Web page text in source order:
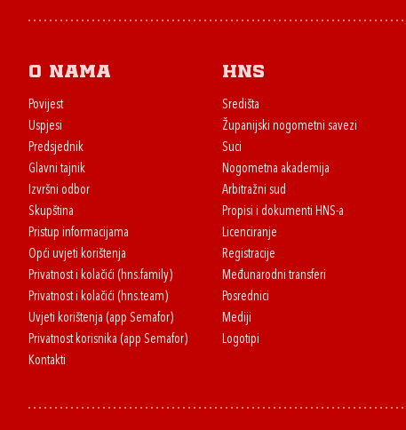
O nama
Povijest
Uspjesi
Predsjednik
Glavni tajnik
Izvršni odbor
Skupština
Pristup informacijama
Opći uvjeti korištenja
Privatnost i kolačići (hns.family)
Privatnost i kolačići (hns.team)
Uvjeti korištenja (app Semafor)
Privatnost korisnika (app Semafor)
Kontakti
HNS
Središta
Županijski nogometni savezi
Suci
Nogometna akademija
Arbitražni sud
Propisi i dokumenti HNS-a
Licenciranje
Registracije
Međunarodni transferi
Posrednici
Mediji
Logotipi